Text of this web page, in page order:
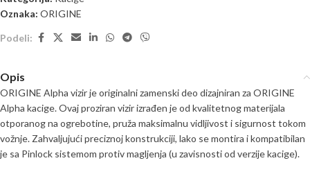
Oznaka: ORIGINE
Podeli:
Opis
ORIGINE Alpha vizir je originalni zamenski deo dizajniran za ORIGINE
Alpha kacige. Ovaj proziran vizir izrađen je od kvalitetnog materijala
otporanog na ogrebotine, pruža maksimalnu vidljivost i sigurnost tokom
vožnje. Zahvaljujući preciznoj konstrukciji, lako se montira i kompatibilan
je sa Pinlock sistemom protiv magljenja (u zavisnosti od verzije kacige).